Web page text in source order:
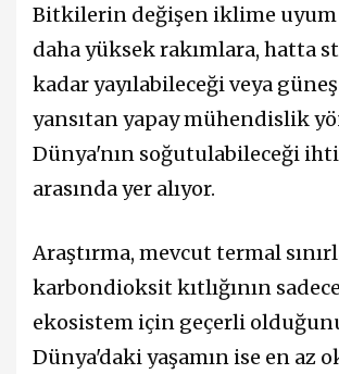
Bitkilerin değişen iklime uyum
daha yüksek rakımlara, hatta
kadar yayılabileceği veya güneş
yansıtan yapay mühendislik
Dünya'nın soğutulabileceği
arasında yer alıyor.
Araştırma, mevcut termal
karbondioksit kıtlığının
ekosistem için geçerli
Dünya'daki yaşamın ise en az